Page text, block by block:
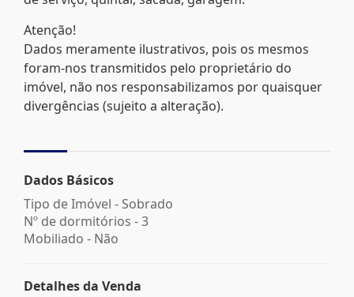
Atenção!
Dados meramente ilustrativos, pois os mesmos
foram-nos transmitidos pelo proprietário do
imóvel, não nos responsabilizamos por quaisquer
divergências (sujeito a alteração).
Dados Básicos
Tipo de Imóvel - Sobrado
Nº de dormitórios - 3
Mobiliado - Não
Detalhes da Venda